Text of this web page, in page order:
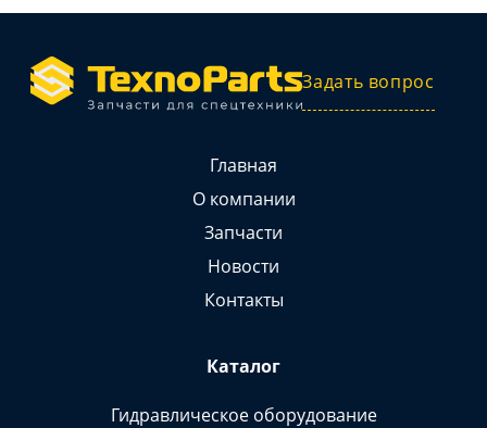
Задать вопрос
Главная
О компании
Запчасти
Новости
Контакты
Каталог
Гидравлическое оборудование